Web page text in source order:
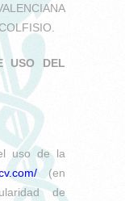
USO DEL
uso de la
(en
de